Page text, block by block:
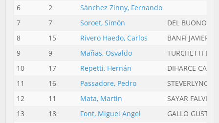
6
2
Sánchez Zinny, Fernando
7
7 Soroet, Simón
DEL BUONO
8
15 Rivero Haedo, Carlos
BANFI JAVIER
9
9 Mañas, Osvaldo
TURCHETTI
10
17 Repetti, Hernán
DIHARCE
11
16 Passadore, Pedro
STEVERLYNCK
12
11 Mata, Martin
SAYAR FALVIA
13
18 Font, Miguel Angel
GALLO